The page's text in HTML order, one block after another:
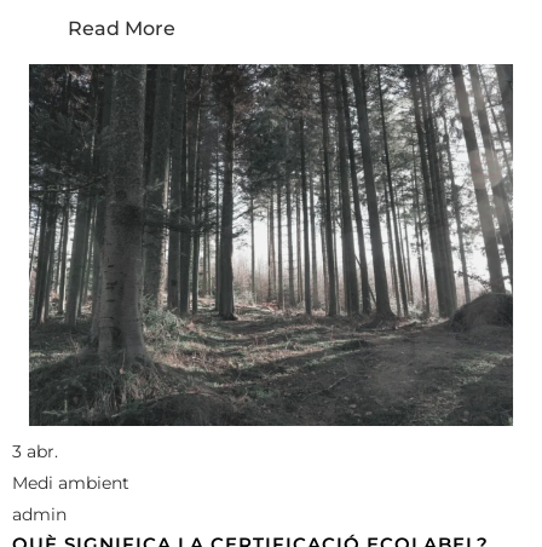
Read More
3 abr.
Medi ambient
admin